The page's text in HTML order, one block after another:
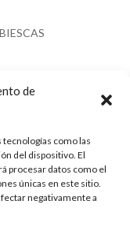
de
como las
del dispositivo. El
procesar datos como el
únicas en este sitio.
negativamente a